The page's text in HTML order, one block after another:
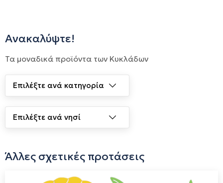
θυμίσουν κάτι από (παραδοσιακή) Ελλάδα.
Ανακαλύψτε!
Τα μοναδικά προϊόντα των Κυκλάδων
Άλλες σχετικές προτάσεις